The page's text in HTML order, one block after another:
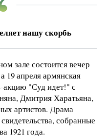
нашу скорбь
зале состоится вечер
19 апреля армянская
акцию "Суд идет!" с
Дмитрия Харатьяна,
артистов. Драма
собранные
1921 года.